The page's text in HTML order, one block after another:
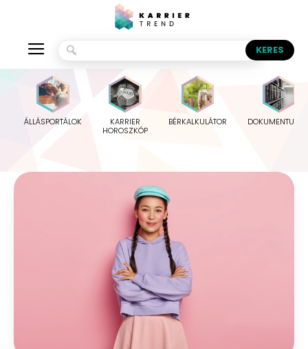
ÁLLÁSPORTÁLOK
KARRIER
HOROSZKÓP
BÉRKALKULÁTOR